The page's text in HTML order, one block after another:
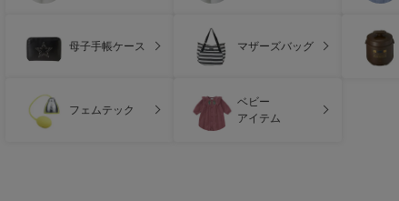
母子手帳ケース マザーズバッグ
フェムテック
ベビー
アイテム